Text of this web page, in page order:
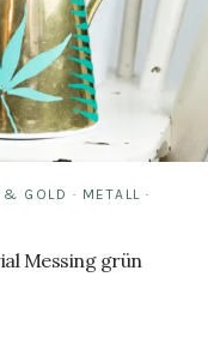
GOLD · METALL
·
Messing grün